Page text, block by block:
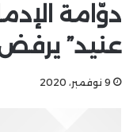
دوّامة
عنيد”
9 نوفمبر، 2020